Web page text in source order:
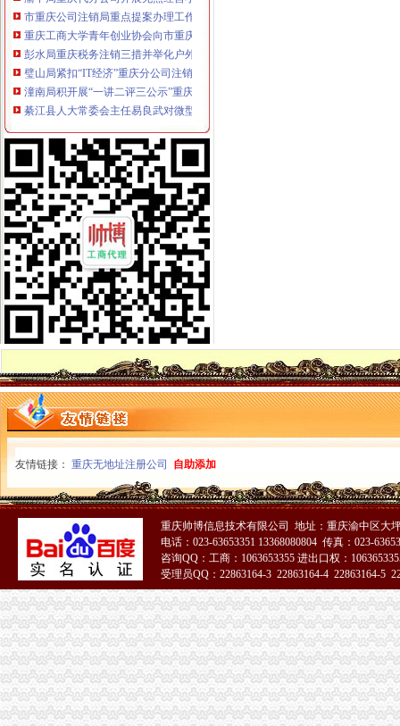
重庆工商大学青年创业协会向市重庆代办公司局赠送锦旗表达谢意
彭水局重庆税务注销三措并举化户外广告监管
璧山局紧扣“IT经济”重庆分公司注销主题造微企“孵化园”
潼南局积开展“一讲二评三公示”重庆分公司注销活动
綦江县人大常委会主任易良武对微型企业发展提出三点要求
丰都局重庆公司注销高镇所统一设置食品经营公示栏确保食品安全监管到位
巴南区副区长江湧对巴南局重庆营业执照注销专报信息作出批示
梁平局重庆营业执照注销袁驿所开展四项活动服务新农村建设见成效
永川局造“四型服务窗口”重庆分公司注销助推地方经济发展
丰都局名山所七举措开展房地产中介市重庆税务注销场秩序专项整工作
奉节局“三严格”重庆税务注销规范审批微型企业
梁平局重庆营业执照注销梁山一所试点推行食品安全电子监管
万盛局重庆税务注销三举措深入开展净化文化环境专项整
酉局基层工商所全面开展“微型企业”重庆分公司注销创业培训
全市重庆税务注销工商系统集中清理执行积案工作获得表彰
秀山局北城所“四看一送检”重庆营业执照注销加中秋月饼市场监管
江津局注重“五个坚持”重庆税务注销查找廉政风险点
城口局重庆代办公司巴山所采取短信预方式化师生消费安全教育
九龙坡局开展进货查验记录检查为推行“一单通”重庆代办公司营造氛围
南岸局名36户经营户为区级“守合同重信用”重庆分公司注销单位
奉节局注重“四化”重庆分公司注销推进“一讲二评三公示”活动
秀山县召开2010年企业信用信息征集工作联席会议
铜梁县委肯定铜梁局编制的重庆分公司注销发展微型企业五年规划
沙坪坝局重庆营业执照注销推行立体化工商执法办案风险防控体系成效好
渝中局“三大抓手”重庆分公司注销深度推广《网络商品交易及有关服务行为管
潼南局采取三条措施服务“三农”重庆公司注销取得实效
江北区把握“三个坚持”重庆分公司注销推动微型企业发展创良好开局
财务装备处积开展“一讲二评三公示”重庆公司注销活动
巴南局采取“三路”重庆税务注销举措着力加电子商务监管
黔江局“五字并举”重庆分公司注销狠抓微型企业创业培训
开县局多措并举造工商所“软实力”重庆公司注销
九龙坡局重庆分公司注销积索力推进微型企业发展成效显著
巫溪局紧扣“三个三”重庆分公司注销创新执法办案工作
市重庆营业执照注销局副局长陈速到巴南局检查指导执法办案工作
外资处支部“四个结合”重庆公司注销扎实推进创先争优活动
合同处支部深入开展“唱读讲”重庆税务注销活动
云局重庆代办公司四项措施狠抓信息化数据质量建设
友情链接： 重庆无地址注册公司 自助添加
重庆帅博信息技术有限公司 地址：重庆渝中区大
电话：023-63653351 13368080804 传真：023-
咨询QQ：工商：1063653355 进出口权：
受理员QQ：22863164-3 22863164-4 22863164-5